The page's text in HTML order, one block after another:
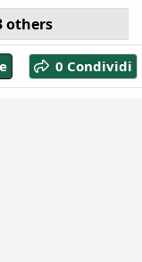
others
0 Condividi